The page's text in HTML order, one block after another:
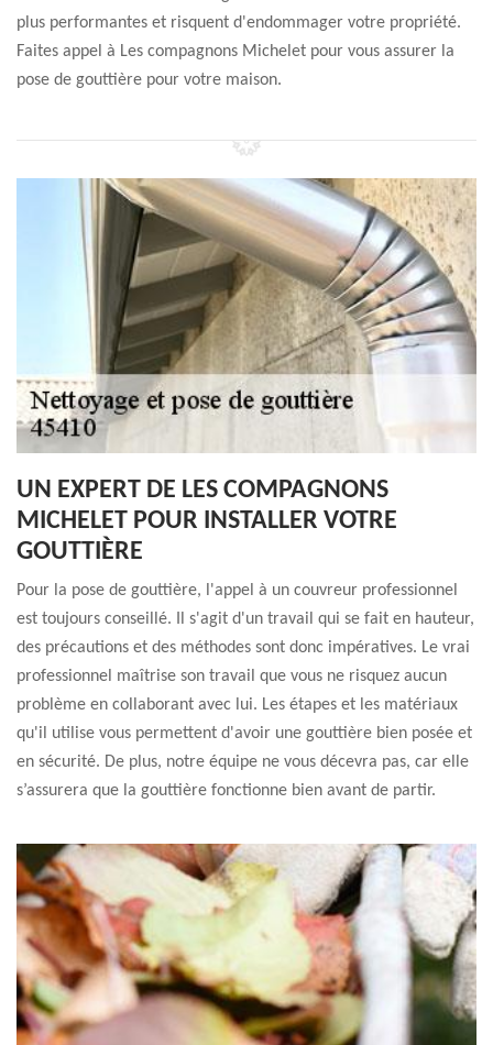
plus performantes et risquent d'endommager votre propriété.
Faites appel à Les compagnons Michelet pour vous assurer la
pose de gouttière pour votre maison.
UN EXPERT DE LES COMPAGNONS
MICHELET POUR INSTALLER VOTRE
GOUTTIÈRE
Pour la pose de gouttière, l'appel à un couvreur professionnel
est toujours conseillé. Il s'agit d'un travail qui se fait en hauteur,
des précautions et des méthodes sont donc impératives. Le vrai
professionnel maîtrise son travail que vous ne risquez aucun
problème en collaborant avec lui. Les étapes et les matériaux
qu'il utilise vous permettent d'avoir une gouttière bien posée et
en sécurité. De plus, notre équipe ne vous décevra pas, car elle
s’assurera que la gouttière fonctionne bien avant de partir.